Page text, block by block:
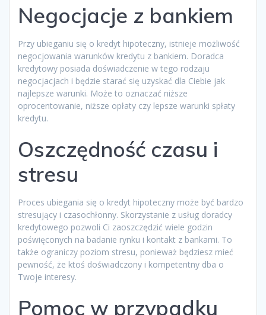
Negocjacje z bankiem
Przy ubieganiu się o kredyt hipoteczny, istnieje możliwość
negocjowania warunków kredytu z bankiem. Doradca
kredytowy posiada doświadczenie w tego rodzaju
negocjacjach i będzie starać się uzyskać dla Ciebie jak
najlepsze warunki. Może to oznaczać niższe
oprocentowanie, niższe opłaty czy lepsze warunki spłaty
kredytu.
Oszczędność czasu i
stresu
Proces ubiegania się o kredyt hipoteczny może być bardzo
stresujący i czasochłonny. Skorzystanie z usług doradcy
kredytowego pozwoli Ci zaoszczędzić wiele godzin
poświęconych na badanie rynku i kontakt z bankami. To
także ograniczy poziom stresu, ponieważ będziesz mieć
pewność, że ktoś doświadczony i kompetentny dba o
Twoje interesy.
Pomoc w przypadku